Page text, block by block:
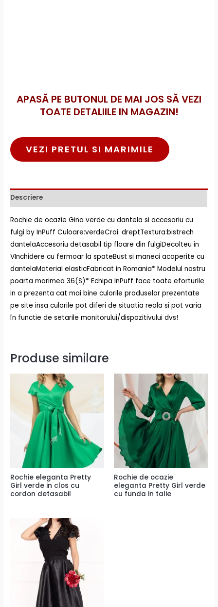
APASĂ PE BUTONUL DE MAI JOS SĂ VEZI
TOATE DETALIILE IN MAGAZIN!
VEZI PRETUL SI MARIMILE
Descriere
Rochie de ocazie Gina verde cu dantela si accesoriu cu
fulgi by InPuff Culoare:verdeCroi: dreptTextura:bistrech
dantelaAccesoriu detasabil tip floare din fulgiDecolteu in
VInchidere cu fermoar la spateBust si maneci acoperite cu
dantelaMaterial elasticFabricat in Romania* Modelul nostru
poarta marimea 36(S)* Echipa InPuff face toate eforturile
in a prezenta cat mai bine culorile produselor prezentate
pe site insa culorile pot diferi de situatia reala si pot varia
în functie de setarile monitorului/dispozitivului dvs!
Produse similare
Rochie eleganta Pretty
Girl verde in clos cu
cordon detasabil
Rochie de ocazie
eleganta Pretty Girl verde
cu funda in talie